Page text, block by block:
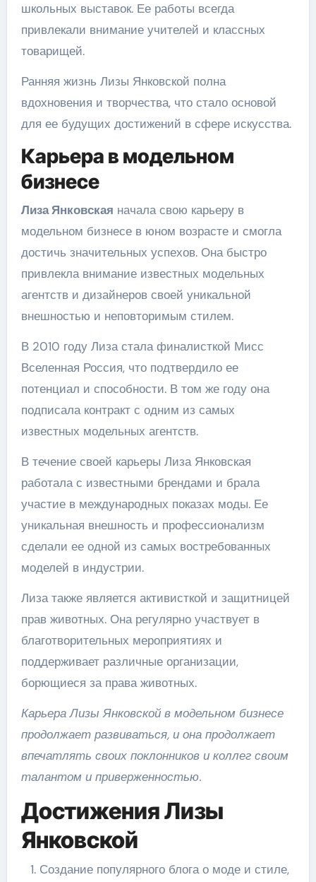
школьных выставок. Ее работы всегда
привлекали внимание учителей и классных
товарищей.
Ранняя жизнь Лизы Янковской полна
вдохновения и творчества, что стало основой
для ее будущих достижений в сфере искусства.
Карьера в модельном
бизнесе
Лиза Янковская начала свою карьеру в
модельном бизнесе в юном возрасте и смогла
достичь значительных успехов. Она быстро
привлекла внимание известных модельных
агентств и дизайнеров своей уникальной
внешностью и неповторимым стилем.
В 2010 году Лиза стала финалисткой Мисс
Вселенная Россия, что подтвердило ее
потенциал и способности. В том же году она
подписала контракт с одним из самых
известных модельных агентств.
В течение своей карьеры Лиза Янковская
работала с известными брендами и брала
участие в международных показах моды. Ее
уникальная внешность и профессионализм
сделали ее одной из самых востребованных
моделей в индустрии.
Лиза также является активисткой и защитницей
прав животных. Она регулярно участвует в
благотворительных мероприятиях и
поддерживает различные организации,
борющиеся за права животных.
Карьера Лизы Янковской в модельном бизнесе
продолжает развиваться, и она продолжает
впечатлять своих поклонников и коллег своим
талантом и приверженностью.
Достижения Лизы
Янковской
Создание популярного блога о моде и стиле,